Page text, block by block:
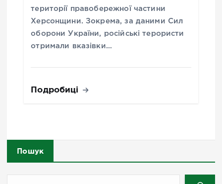
території правобережної частини
Херсонщини. Зокрема, за даними Сил
оборони України, російські терористи
отримали вказівки…
Подробиці
Пошук